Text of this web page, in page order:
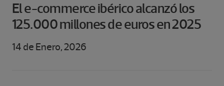
El e-commerce ibérico alcanzó los
125.000 millones de euros en 2025
14 de Enero, 2026